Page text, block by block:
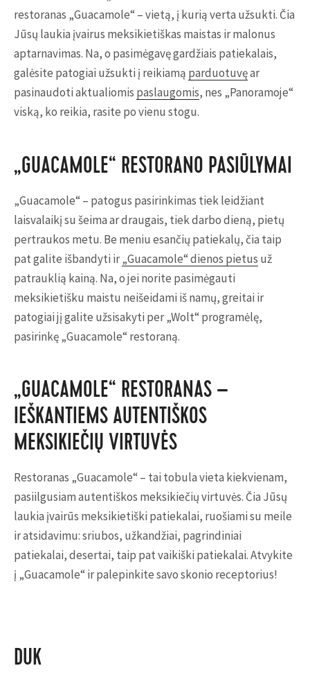
restoranas „Guacamole“ – vietą, į kurią verta užsukti. Čia
Jūsų laukia įvairus meksikietiškas maistas ir malonus
aptarnavimas. Na, o pasimėgavę gardžiais patiekalais,
galėsite patogiai užsukti į reikiamą parduotuvęar
pasinaudoti aktualiomis paslaugomis, nes „Panoramoje“
viską, ko reikia, rasite po vienu stogu.
„GUACAMOLE“ RESTORANO PASIŪLYMAI
„Guacamole“ – patogus pasirinkimas tiek leidžiant
laisvalaikį su šeima ar draugais, tiek darbo dieną, pietų
pertraukos metu. Be meniu esančių patiekalų, čia taip
pat galite išbandyti ir„Guacamole“ dienos pietus už
patrauklią kainą. Na, o jei norite pasimėgauti
meksikietišku maistu neišeidami iš namų, greitai ir
patogiai jį galite užsisakyti per „Wolt“ programėlę,
pasirinkę „Guacamole“ restoraną.
„GUACAMOLE“ RESTORANAS –
IEŠKANTIEMS AUTENTIŠKOS
MEKSIKIEČIŲ VIRTUVĖS
Restoranas „Guacamole“ – tai tobula vieta kiekvienam,
pasiilgusiam autentiškos meksikiečių virtuvės. Čia Jūsų
laukia įvairūs meksikietiški patiekalai, ruošiami su meile
ir atsidavimu: sriubos, užkandžiai, pagrindiniai
patiekalai, desertai, taip pat vaikiški patiekalai. Atvykite
į „Guacamole“ ir palepinkite savo skonio receptorius!
DUK